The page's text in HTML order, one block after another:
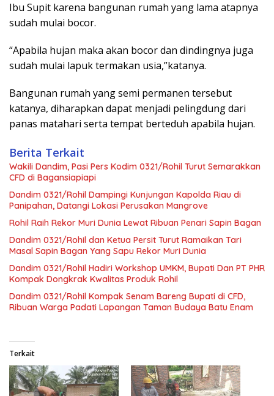
Ibu Supit karena bangunan rumah yang lama atapnya
sudah mulai bocor.
“Apabila hujan maka akan bocor dan dindingnya juga
sudah mulai lapuk termakan usia,”katanya.
Bangunan rumah yang semi permanen tersebut
katanya, diharapkan dapat menjadi pelingdung dari
panas matahari serta tempat berteduh apabila hujan.
Berita Terkait
Wakili Dandim, Pasi Pers Kodim 0321/Rohil Turut Semarakkan
CFD di Bagansiapiapi
Dandim 0321/Rohil Dampingi Kunjungan Kapolda Riau di
Panipahan, Datangi Lokasi Perusakan Mangrove
Rohil Raih Rekor Muri Dunia Lewat Ribuan Penari Sapin Bagan
Dandim 0321/Rohil dan Ketua Persit Turut Ramaikan Tari
Masal Sapin Bagan Yang Sapu Rekor Muri Dunia
Dandim 0321/Rohil Hadiri Workshop UMKM, Bupati Dan PT PHR
Kompak Dongkrak Kwalitas Produk Rohil
Dandim 0321/Rohil Kompak Senam Bareng Bupati di CFD,
Ribuan Warga Padati Lapangan Taman Budaya Batu Enam
Terkait